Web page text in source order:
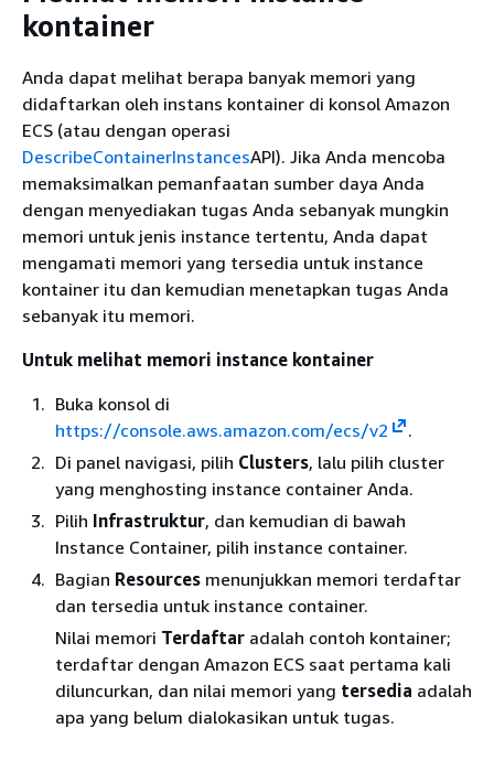
kontainer
Anda dapat melihat berapa banyak memori yang
didaftarkan oleh instans kontainer di konsol Amazon
ECS (atau dengan operasi
DescribeContainerInstancesAPI). Jika Anda mencoba
memaksimalkan pemanfaatan sumber daya Anda
dengan menyediakan tugas Anda sebanyak mungkin
memori untuk jenis instance tertentu, Anda dapat
mengamati memori yang tersedia untuk instance
kontainer itu dan kemudian menetapkan tugas Anda
sebanyak itu memori.
Untuk melihat memori instance kontainer
Buka konsol di
https://console.aws.amazon.com/ecs/v2
.
Di panel navigasi, pilih Clusters, lalu pilih cluster
yang menghosting instance container Anda.
Pilih Infrastruktur, dan kemudian di bawah
Instance Container, pilih instance container.
Bagian Resources menunjukkan memori terdaftar
dan tersedia untuk instance container.
Nilai memori Terdaftar adalah contoh kontainer;
terdaftar dengan Amazon ECS saat pertama kali
diluncurkan, dan nilai memori yang tersedia adalah
apa yang belum dialokasikan untuk tugas.